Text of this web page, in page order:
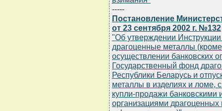
-----
Постановление
от 23 сентября 2002 г. №132
"Об утверждении
драгоценные металлы
осуществлении банковских
Государственный фонд
Республики Беларусь и
металлы в изделиях и ломе,
купли-продажи
организациями